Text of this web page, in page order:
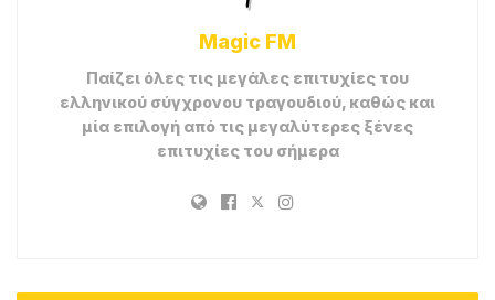
Magic FM
Παίζει όλες τις μεγάλες επιτυχίες του
ελληνικού σύγχρονου τραγουδιού, καθώς και
μία επιλογή από τις μεγαλύτερες ξένες
επιτυχίες του σήμερα